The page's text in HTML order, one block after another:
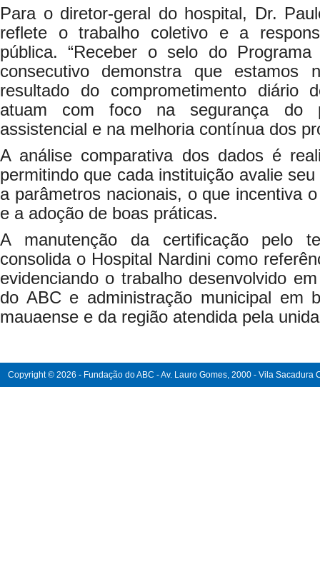
Para o diretor-geral do hospital, Dr.
reflete o trabalho coletivo e a
pública. “Receber o selo do
consecutivo demonstra que
resultado do comprometimento diário
atuam com foco na segurança do
assistencial e na melhoria contínua dos
A análise comparativa dos dados é
permitindo que cada instituição avalie
a parâmetros nacionais, o que incentiva
e a adoção de boas práticas.
A manutenção da certificação pelo
consolida o Hospital Nardini como
evidenciando o trabalho desenvolvido
do ABC e administração municipal em
mauaense e da região atendida pela
Copyright © 2026 - Fundação do ABC - Av. Lauro Gomes, 2000 - Vila